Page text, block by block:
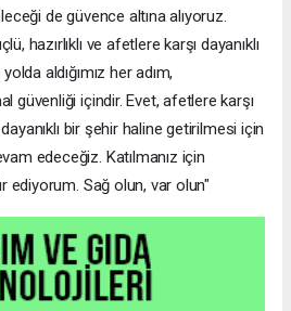
de güvence altına alıyoruz.
hazırlıklı ve afetlere karşı dayanıklı
aldığımız her adım,
güvenliği içindir. Evet, afetlere karşı
dayanıklı bir şehir haline getirilmesi için
edeceğiz. Katılmanız için
ediyorum. Sağ olun, var olun"